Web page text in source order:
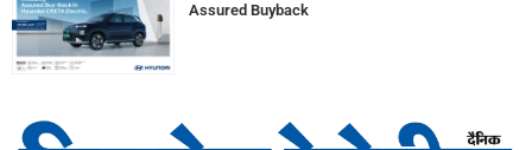
Assured Buyback